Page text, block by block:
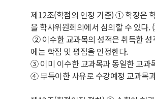
제12조(학점의 인정 기준) ① 학장은
을 학사위원회의에서 심의할 수 있다
② 이수한 교과목의 성적은 취득한 성
에는 학점 및 평점을 인정한다.
③ 이미 이수한 교과목과 동일한 교과
④ 부득이한 사유로 수강예정 교과목